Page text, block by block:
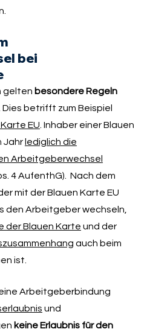
bei
gelten besondere Regeln
. Dies betrifft zum Beispiel
EU . Inhaber einer Blauen
Jahr lediglich die
Arbeitgeberwechsel
4 AufenthG). Nach dem
mit der Blauen Karte EU
den Arbeitgeber wechseln,
der Blauen Karte und der
auch beim
ist.
Arbeitgeberbindung
und
keine Erlaubnis für den